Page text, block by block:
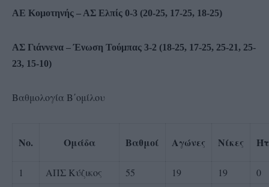
ΑΕ Κομοτηνής – ΑΣ Ελπίς 0-3 (20-25, 17-25, 18-25)
ΑΣ Γιάννενα – Ένωση Τούμπας 3-2 (18-25, 17-25, 25-21, 25-
23, 15-10)
Βαθμολογία Β΄ομίλου
No. Ομάδα Βαθμοί Αγώνες Νίκες
1 ΑΠΣ Κύζικος 55 19 19 0